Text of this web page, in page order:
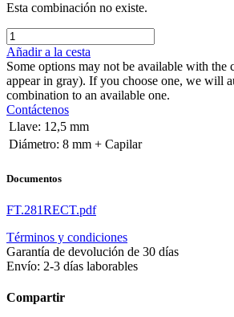
Esta combinación no existe.
Añadir a la cesta
Some options may not be available with the
appear in gray). If you choose one, we will
combination to an available one.
Contáctenos
Llave: 12,5 mm
Diámetro: 8 mm + Capilar
Documentos
FT.281RECT.pdf
Términos y condiciones
Garantía de devolución de 30 días
Envío: 2-3 días laborables
Compartir